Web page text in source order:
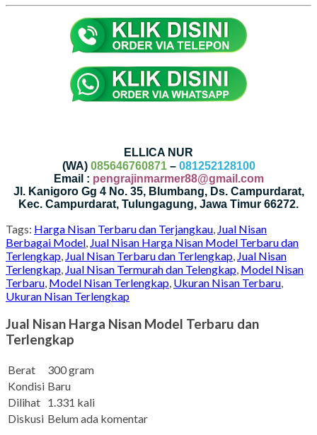
ELLICA NUR
(WA) 085646760871– 081252128100
Email : pengrajinmarmer88@gmail.com
Jl. Kanigoro Gg 4 No. 35, Blumbang, Ds. Campurdarat,
Kec. Campurdarat, Tulungagung, Jawa Timur 66272.
Tags: Harga Nisan Terbaru dan Terjangkau, Jual Nisan
Berbagai Model, Jual Nisan Harga Nisan Model Terbaru dan
Terlengkap, Jual Nisan Terbaru dan Terlengkap, Jual Nisan
Terlengkap, Jual Nisan Termurah dan Telengkap, Model Nisan
Terbaru, Model Nisan Terlengkap, Ukuran Nisan Terbaru,
Ukuran Nisan Terlengkap
Jual Nisan Harga Nisan Model Terbaru dan
Terlengkap
Berat
300 gram
Kondisi Baru
Dilihat 1.331 kali
Diskusi Belum ada komentar